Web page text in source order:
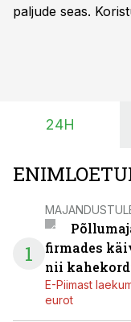
paljude seas.
24H
1
firmades
nii
E-Piimast
eurot